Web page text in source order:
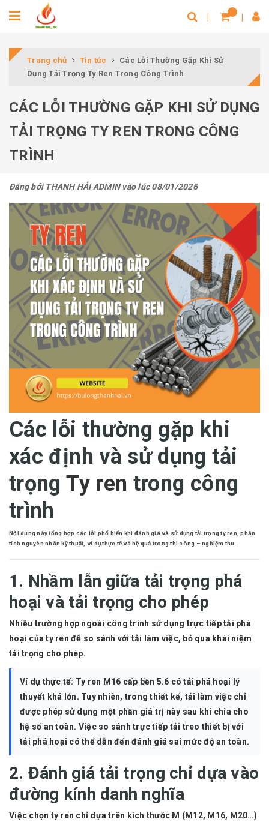
Trang chủ Tin tức
Các Lỗi Thường Gặp Khi Sử
Dụng Tải Trọng Ty Ren Trong Công Trình
CÁC LỖI THƯỜNG GẶP KHI SỬ DỤNG
TẢI TRỌNG TY REN TRONG CÔNG
TRÌNH
Đăng bởiTHANH HẢI ADMINvào lúc 08/01/2026
Các lỗi thường gặp khi
xác định và sử dụng tải
trọngTy ren trong công
trình
Nội dung này tổng hợp các lỗi phổ biến khi đánh giá và sử dụng tải trọng ty ren, phân
tích nguyên nhân kỹ thuật, ví dụ thực tế và hệ quả trong thi công – nghiệm thu.
1. Nhầm lẫn giữa tải trọng phá
hoại và tải trọng cho phép
Nhiều trường hợp ngoài công trình sử dụng trực tiếp tải phá
hoại của ty ren để so sánh với tải làm việc, bỏ qua khái niệm
tải trọng cho phép.
Ví dụ thực tế: Ty ren M16 cấp bền 5.6 có tải phá hoại lý
thuyết khá lớn. Tuy nhiên, trong thiết kế, tải làm việc chỉ
được phép sử dụng một phần giá trị này sau khi chia cho
hệ số an toàn. Việc so sánh trực tiếp tải treo thiết bị với
tải phá hoại có thể dẫn đến đánh giá sai mức độ an toàn.
2. Đánh giá tải trọng chỉ dựa vào
đường kính danh nghĩa
Việc chọn ty ren chỉ dựa trên kích thước M (M12, M16, M20…)